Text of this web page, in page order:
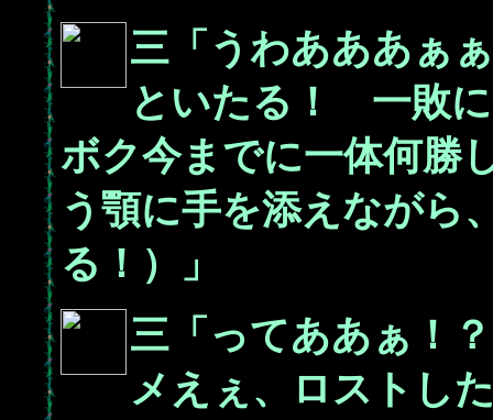
三「うわあああぁ
といたる！ 一敗
ボク今までに一体何勝
う顎に手を添えながら
る！）」
三「ってああぁ！
メえぇ、ロストし